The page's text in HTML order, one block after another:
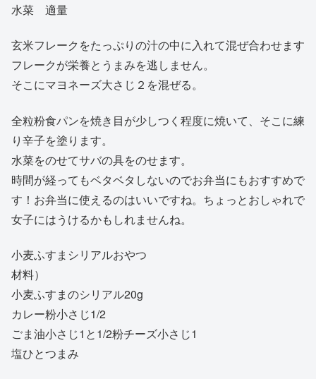
水菜 適量
玄米フレークをたっぷりの汁の中に入れて混ぜ合わせます
フレークが栄養とうまみを逃しません。
そこにマヨネーズ大さじ２を混ぜる。
全粒粉食パンを焼き目が少しつく程度に焼いて、そこに練
り辛子を塗ります。
水菜をのせてサバの具をのせます。
時間が経ってもベタベタしないのでお弁当にもおすすめで
す！お弁当に使えるのはいいですね。ちょっとおしゃれで
女子にはうけるかもしれませんね。
小麦ふすまシリアルおやつ
材料）
小麦ふすまのシリアル20g
カレー粉小さじ1/2
ごま油小さじ1と1/2粉チーズ小さじ1
塩ひとつまみ